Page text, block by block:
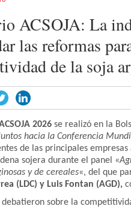
ACSOJA: La
las reformas
de la soja
2026 se realizó en la
hacia la Conferencia
de las principales
sojera durante el panel «
y de cereales«, del que
(LDC) y Luis Fontan (AGD),
debatieron sobre la